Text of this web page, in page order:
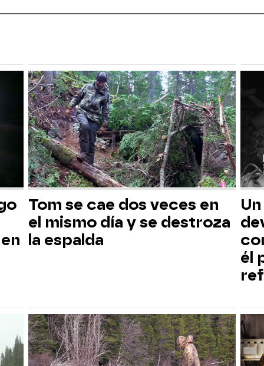
Tom se cae dos veces en
el mismo día y se destroza
la espalda
él